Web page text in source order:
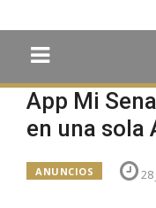
App Mi
en una sola
ANUNCIOS